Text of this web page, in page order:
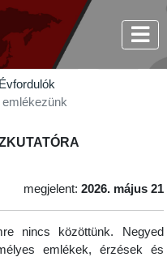
Évfordulók
emlékezünk
megjelent: 2026. május 21
nincs közöttünk. Negyed
emlékek, érzések és